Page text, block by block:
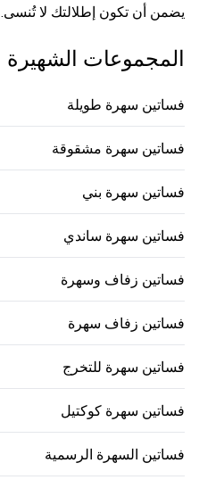
يضمن أن تكون إطلالتك لا تُنسى.
المجموعات الشهيرة
فساتين سهرة طويلة
فساتين سهرة مشقوقة
فساتين سهرة بني
فساتين سهرة ساندي
فساتين زفاف وسهرة
فساتين زفاف سهرة
فساتين سهرة للتخرج
فساتين سهرة كوكتيل
فساتين السهرة الرسمية